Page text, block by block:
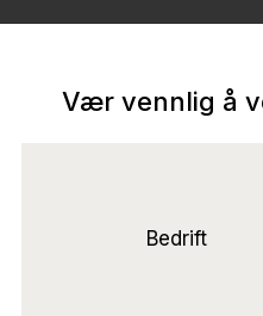
Vær vennlig å
Bedrift